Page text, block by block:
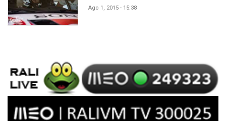
Ago 1, 2015 - 15:38